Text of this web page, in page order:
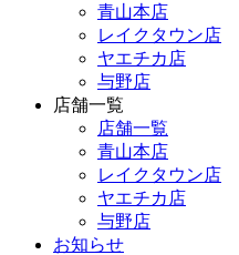
青山本店
レイクタウン店
ヤエチカ店
与野店
店舗一覧
店舗一覧
青山本店
レイクタウン店
ヤエチカ店
与野店
お知らせ